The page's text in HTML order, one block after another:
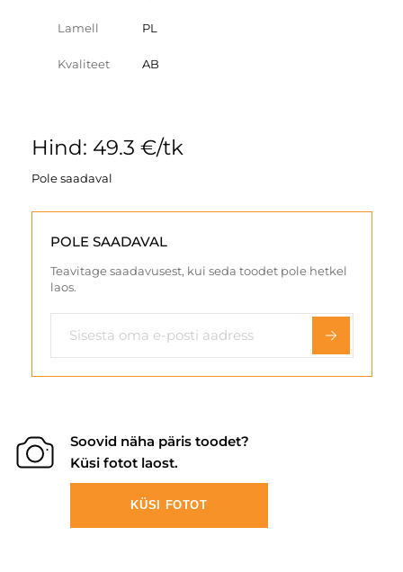
Lamell PL
Kvaliteet AB
Hind: 49.3 €/tk
Pole saadaval
POLE SAADAVAL
Teavitage saadavusest, kui seda toodet pole hetkel
laos.
Soovid näha päris toodet?
Küsi fotot laost.
KÜSI FOTOT